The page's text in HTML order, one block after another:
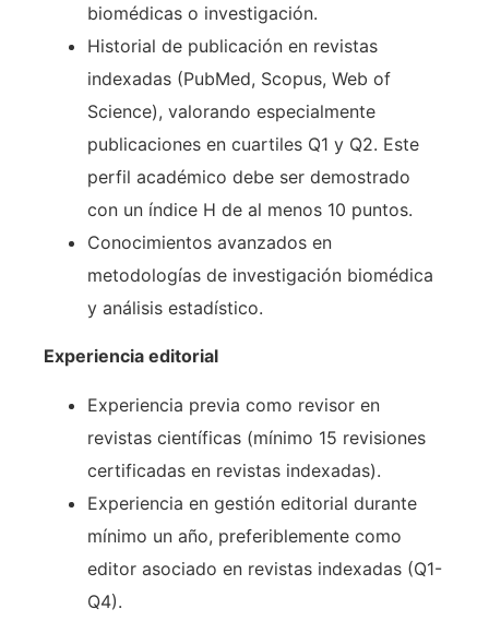
biomédicas o investigación.
Historial de publicación en revistas
indexadas (PubMed, Scopus, Web of
Science), valorando especialmente
publicaciones en cuartiles Q1 y Q2. Este
perfil académico debe ser demostrado
con un índice H de al menos 10 puntos.
Conocimientos avanzados en
metodologías de investigación biomédica
y análisis estadístico.
Experiencia editorial
Experiencia previa como revisor en
revistas científicas (mínimo 15 revisiones
certificadas en revistas indexadas).
Experiencia en gestión editorial durante
mínimo un año, preferiblemente como
editor asociado en revistas indexadas (Q1-
Q4).